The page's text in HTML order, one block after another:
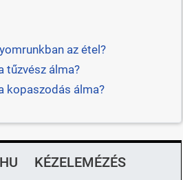
az étel?
tűzvész álma?
kopaszodás álma?
KÉZELEMÉZÉS